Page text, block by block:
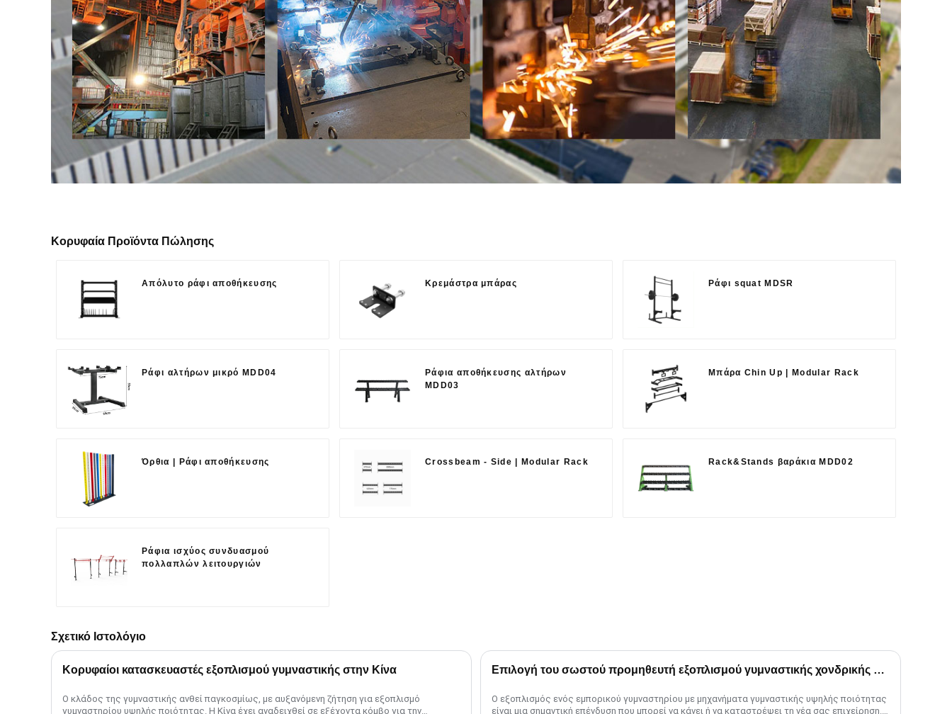
Κορυφαία Προϊόντα Πώλησης
Απόλυτο ράφι αποθήκευσης Κρεμάστρα μπάρας Ράφι squat MDSR
Ράφι αλτήρων μικρό MDD04
Ράφια αποθήκευσης αλτήρων
MDD03
Μπάρα Chin Up | Modular Rack
Όρθια | Ράφι αποθήκευσης Crossbeam - Side | Modular Rack Rack&Stands βαράκια MDD02
Ράφια ισχύος συνδυασμού
πολλαπλών λειτουργιών
Σχετικό Ιστολόγιο
Κορυφαίοι κατασκευαστές εξοπλισμού γυμναστικής στην Κίνα
Ο κλάδος της γυμναστικής ανθεί παγκοσμίως, με αυξανόμενη ζήτηση για εξοπλισμό
γυμναστηρίου υψηλής ποιότητας. Η Κίνα έχει αναδειχθεί σε εξέχοντα κόμβο για την
Επιλογή του σωστού προμηθευτή εξοπλισμού γυμναστικής χονδρικής για τις ανάγκες του εμπορικού γυμναστηρίου
Ο εξοπλισμός ενός εμπορικού γυμναστηρίου με μηχανήματα γυμναστικής υψηλής ποιότητας
είναι μια σημαντική επένδυση που μπορεί να κάνει ή να καταστρέψει τη νέα σας επιχείρηση.